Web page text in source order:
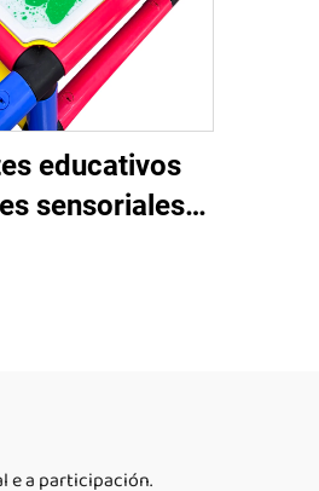
educativos
sensoriales
e a participación.